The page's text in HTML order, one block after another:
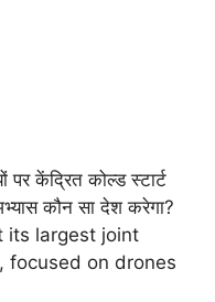
पर केंद्रित कोल्ड स्टार्ट
कौन सा देश करेगा?
its largest joint
focused on drones